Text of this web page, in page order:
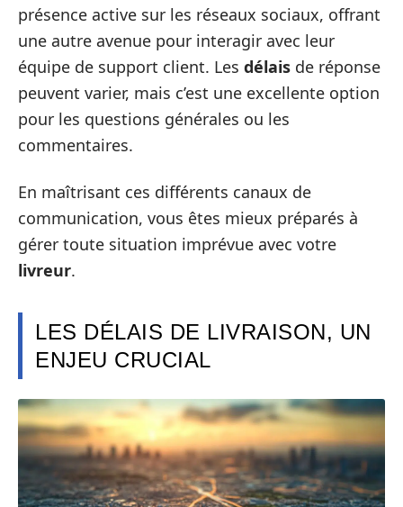
présence active sur les réseaux sociaux, offrant
une autre avenue pour interagir avec leur
équipe de support client. Les délais de réponse
peuvent varier, mais c’est une excellente option
pour les questions générales ou les
commentaires.
En maîtrisant ces différents canaux de
communication, vous êtes mieux préparés à
gérer toute situation imprévue avec votre
livreur.
LES DÉLAIS DE LIVRAISON, UN
ENJEU CRUCIAL